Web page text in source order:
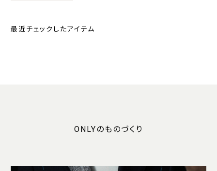
最近チェックしたアイテム
ONLYのものづくり